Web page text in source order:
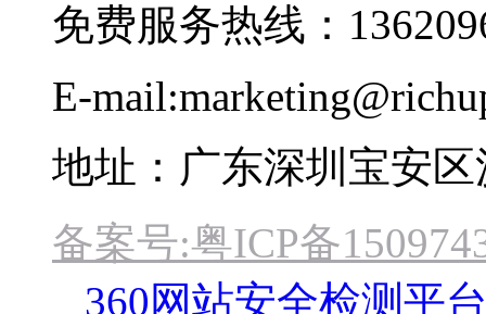
免费服务热线：
E-
地址：广东深圳宝安
备案号:粤ICP备
360网站安全检测平